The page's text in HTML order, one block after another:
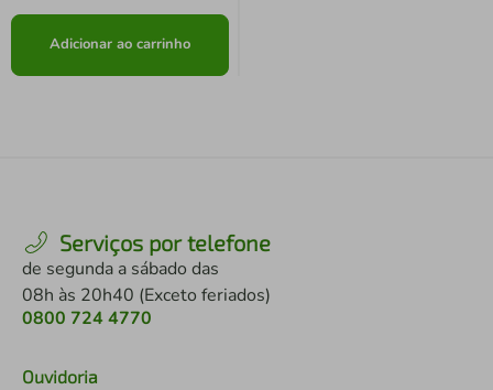
Adicionar ao carrinho
Serviços por telefone
de segunda a sábado das
08h às 20h40 (Exceto feriados)
0800 724 4770
Ouvidoria